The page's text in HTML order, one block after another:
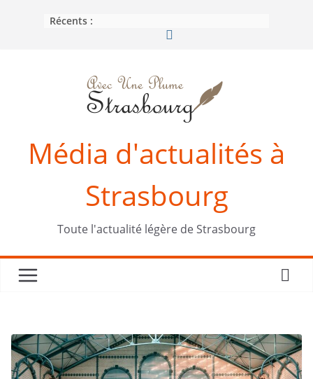
Récents :
Média d'actualités à
Strasbourg
Toute l'actualité légère de Strasbourg